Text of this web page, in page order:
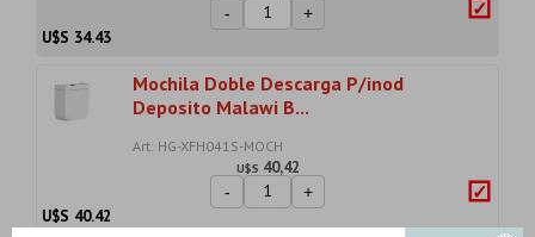
- +
U$S 34.43
Mochila Doble Descarga P/inod
Deposito Malawi B...
Art: HG-XFH041S-MOCH
U$S 40,42
- +
U$S 40.42